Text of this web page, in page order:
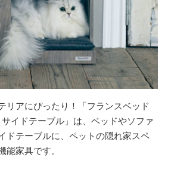
リアにぴったり！「フランスベッド
イドテーブル」は、ベッドやソファ
ドテーブルに、ペットの隠れ家スペ
能家具です。